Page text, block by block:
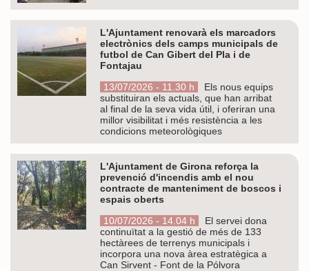
L'Ajuntament renovarà els marcadors
electrònics dels camps municipals de
futbol de Can Gibert del Pla i de
Fontajau
13/07/2026 - 11.30 h
Els nous equips
substituiran els actuals, que han arribat
al final de la seva vida útil, i oferiran una
millor visibilitat i més resistència a les
condicions meteorològiques
L'Ajuntament de Girona reforça la
prevenció d'incendis amb el nou
contracte de manteniment de boscos i
espais oberts
10/07/2026 - 14.04 h
El servei dona
continuïtat a la gestió de més de 133
hectàrees de terrenys municipals i
incorpora una nova àrea estratègica a
Can Sirvent - Font de la Pólvora